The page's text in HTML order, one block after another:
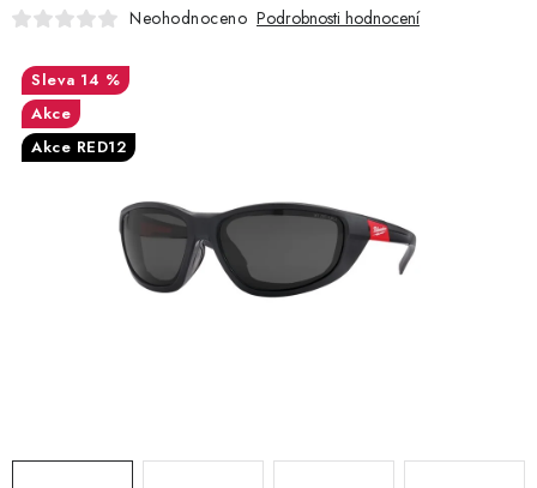
ELEKTROMOBILITA
PROFI STROJE
PRODEJNY
Neohodnoceno Podrobnosti hodnocení
14 %
Akce
Akce RED12